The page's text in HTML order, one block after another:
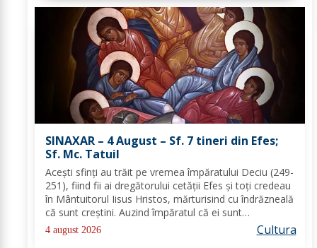
SINAXAR – 4 August – Sf. 7 tineri din Efes;
Sf. Mc. Tatuil
Aceşti sfinţi au trăit pe vremea împăratului Deciu (249-
251), fiind fii ai dregătorului cetăţii Efes şi toţi credeau
în Mântuitorul Iisus Hristos, mărturisind cu îndrăzneală
că sunt creştini. Auzind împăratul că ei sunt
mărturisitori ai lui Hristos, i-a chemat la judecată. În
faţa lui Deciu, cei...
4 august 2026 Cultura